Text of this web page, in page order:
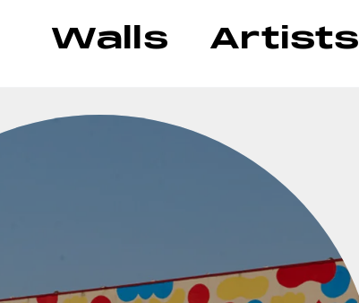
Walls Artists